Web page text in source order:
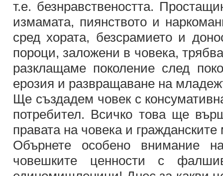
т.е. безнравствеността.
измамата, пиянството и
сред хората, безсрамието и
пороци, заложени в човека,
разклащаме поколение след
ерозия и развращаване на
Ще създадем човек с
потребител. Всичко това ще
правата на човека и гражданските
Обърнете особено внимание
човешките ценности с